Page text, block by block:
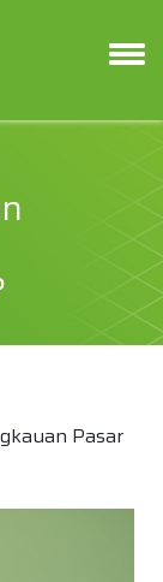
Pasar